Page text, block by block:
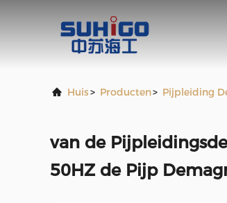
Huis> Producten> Pijpleiding
van de
50HZ de Pijp